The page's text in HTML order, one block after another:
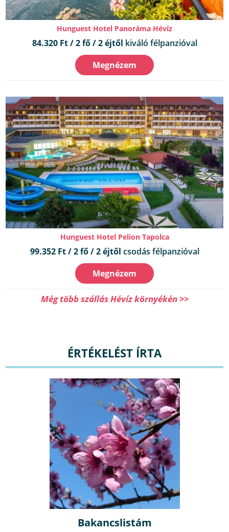
Hunguest Hotel Panoráma Hévíz
84.320 Ft / 2 fő / 2 éjtől kiváló félpanzióval
Megnézem
Hunguest Hotel Pelion Tapolca
99.352 Ft / 2 fő / 2 éjtől csodás félpanzióval
Megnézem
Még több szállás Hévíz környékén >>
ÉRTÉKELÉST ÍRTA
Bakancslistám